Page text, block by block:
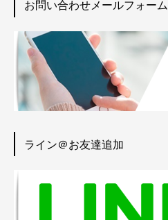
お問い合わせメールフォーム
ライン＠お友達追加